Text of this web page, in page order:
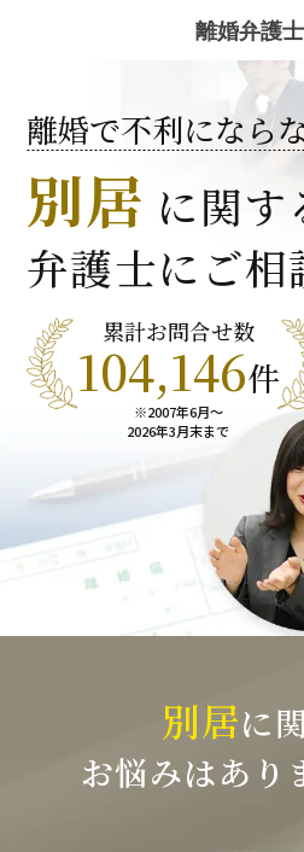
離婚弁護
離婚で不利になら
別居 に関す
弁護士にご相
累計お問合せ数
104,146件
※2007年6月～
2026年3月末まで
別居に
お悩みはあり